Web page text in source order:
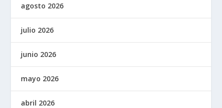
agosto 2026
julio 2026
junio 2026
mayo 2026
abril 2026